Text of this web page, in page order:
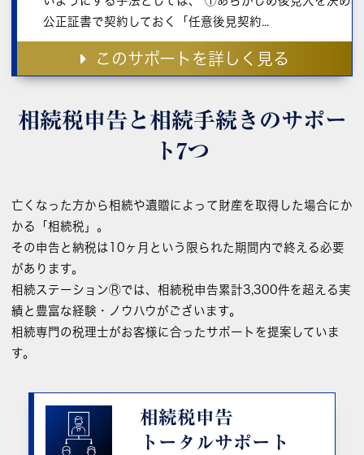
公正証書で契約しておく「任意後見契約...
このサポートを詳しく見る
相続税申告と相続手続きのサポー
ト7つ
亡くなった方から相続や遺贈によって財産を取得した場合にか
かる「相続税」。
その申告と納税は10ヶ月という限られた期間内で終える必要
があります。
相続ステーションⓇでは、相続税申告累計3,300件を超える実
績と豊富な経験・ノウハウがございます。
相続専門の税理士がお客様に合ったサポートを提案していま
す。
相続税申告
トータルサポート